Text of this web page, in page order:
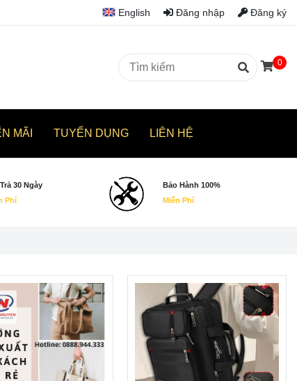
English Đăng nhập Đăng ký
0
MÃI TUYỂN DỤNG LIÊN HỆ
30 Ngày
Phí
Bảo Hành 100%
Miễn Phí